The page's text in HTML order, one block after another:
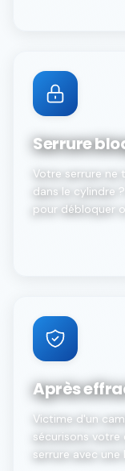
Serrure
Votre serrure ne
dans le cylindre
pour débloquer
Après
Victime d'un
sécurisons votre
serrure avec une